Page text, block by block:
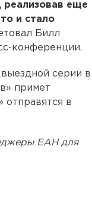
реализовав еще
и стало
Билл
конференции.
серии в
примет
в
ЕАН для